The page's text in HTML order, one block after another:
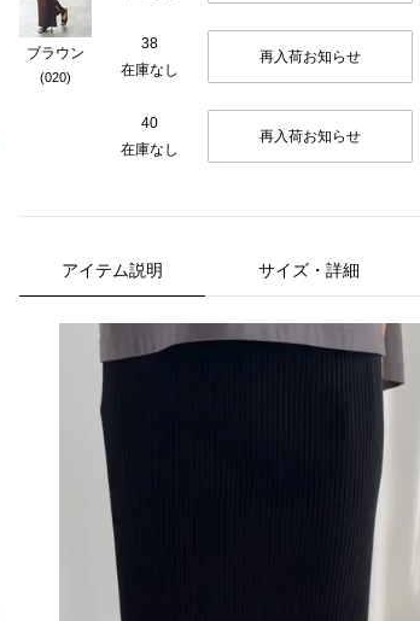
ブラウン
(020)
38
在庫なし
再入荷お知らせ
40
在庫なし
再入荷お知らせ
アイテム説明 サイズ・詳細